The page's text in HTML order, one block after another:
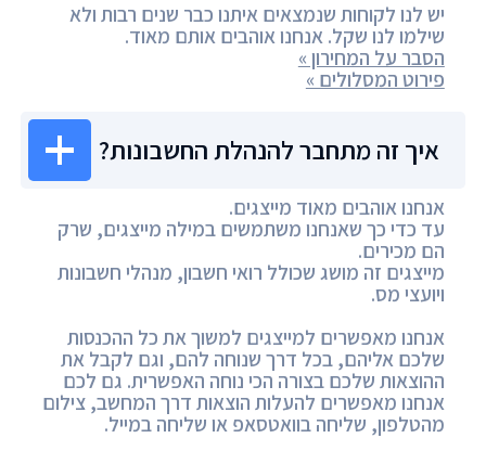
יש לנו לקוחות שנמצאים איתנו כבר שנים רבות ולא
שילמו לנו שקל. אנחנו אוהבים אותם מאוד.
הסבר על המחירון »
פירוט המסלולים »
איך זה מתחבר להנהלת החשבונות?
אנחנו אוהבים מאוד מייצגים.
עד כדי כך שאנחנו משתמשים במילה מייצגים, שרק
הם מכירים.
מייצגים זה מושג שכולל רואי חשבון, מנהלי חשבונות
ויועצי מס.
אנחנו מאפשרים למייצגים למשוך את כל ההכנסות
שלכם אליהם, בכל דרך שנוחה להם, וגם לקבל את
ההוצאות שלכם בצורה הכי נוחה האפשרית. גם לכם
אנחנו מאפשרים להעלות הוצאות דרך המחשב, צילום
מהטלפון, שליחה בוואטסאפ או שליחה במייל.